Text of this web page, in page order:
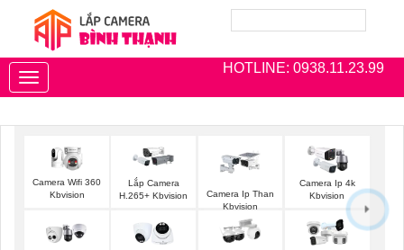
HOTLINE: 0938.11.23.99
Toggle
navigation
Camera Wifi 360
Kbvision
Lắp Camera
H.265+ Kbvision
Camera Ip Than
Kbvision
Camera Ip 4k
Kbvision